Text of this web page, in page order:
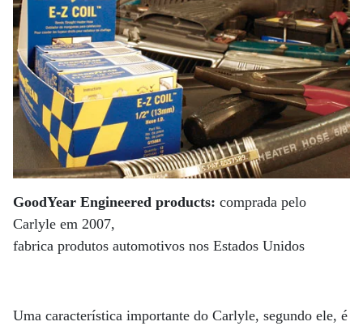
GoodYear Engineered products: comprada pelo
Carlyle em 2007,
fabrica produtos automotivos nos Estados Unidos
Uma característica importante do Carlyle, segundo ele, é